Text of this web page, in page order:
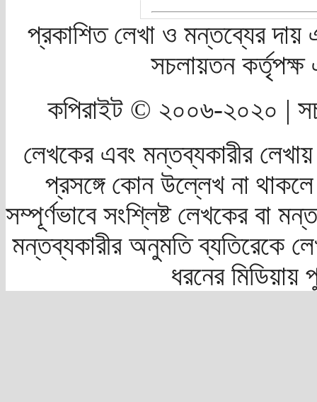
প্রকাশিত লেখা ও মন্তব্যের দায়
সচলায়তন
কপিরাইট © ২০০৬-২০২০ |
লেখকের এবং মন্তব্যকারীর
প্রসঙ্গে কোন উল্লেখ না
সম্পূর্ণভাবে সংশ্লিষ্ট লেখকের বা
মন্তব্যকারীর অনুমতি ব্যতিরেকে
ধরনের মিডিয়ায়